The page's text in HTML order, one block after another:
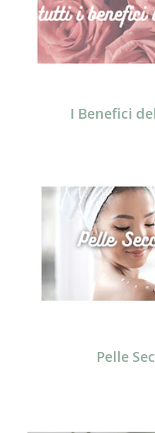
I Benefici
Pelle